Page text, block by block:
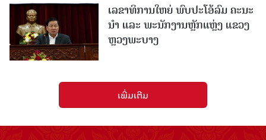
ເລຂາທິການໃຫຍ່ ພົບປະໂອ້ລົມ ຄະນະ
ນໍາ ແລະ ພະນັກງານຫຼັກແຫຼ່ງ ແຂວງ
ຫຼວງພະບາງ
ເພີ່ມເຕີມ